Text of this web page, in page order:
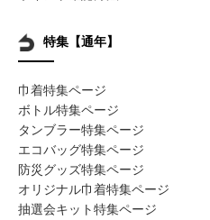
特集【通年】
巾着特集ページ
ボトル特集ページ
タンブラー特集ページ
エコバッグ特集ページ
防災グッズ特集ページ
オリジナル巾着特集ページ
抽選会キット特集ページ